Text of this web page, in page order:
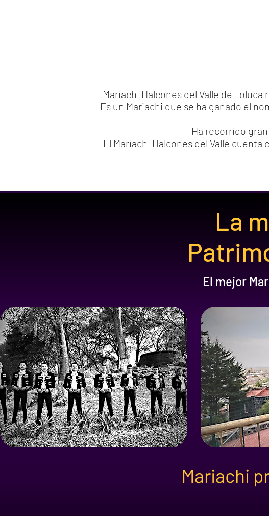
Mariachi Halcones del Valle de
Es un Mariachi que se ha ganado el
Ha recorrido
El Mariachi Halcones del Valle
La
El mejor
Mariachi